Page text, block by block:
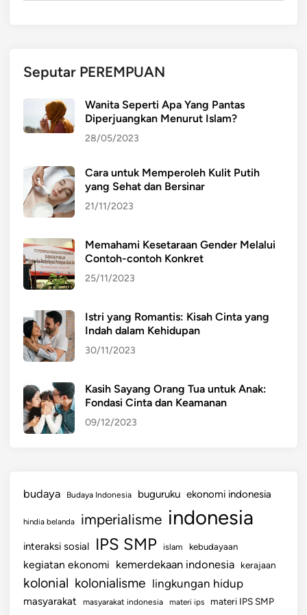
u
a
n
H
n
g
g
P
u
s
K
e
u
n
g
a
b
a
Seputar PEREMPUAN
Wanita Seperti Apa Yang Pantas
Diperjuangkan Menurut Islam?
28/05/2023
Cara untuk Memperoleh Kulit Putih
yang Sehat dan Bersinar
21/11/2023
Memahami Kesetaraan Gender Melalui
Contoh-contoh Konkret
25/11/2023
Istri yang Romantis: Kisah Cinta yang
Indah dalam Kehidupan
30/11/2023
Kasih Sayang Orang Tua untuk Anak:
Fondasi Cinta dan Keamanan
09/12/2023
budaya Budaya Indonesia buguruku ekonomi indonesia
hindia belanda imperialisme indonesia
interaksi sosial IPS SMP islam kebudayaan
kegiatan ekonomi kemerdekaan indonesia kerajaan
kolonial kolonialisme lingkungan hidup
masyarakat masyarakat indonesia materi ips materi IPS SMP